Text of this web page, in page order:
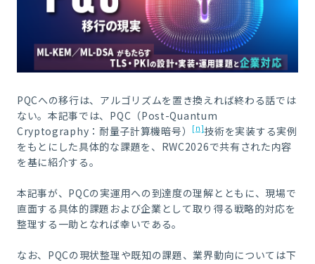
PQCへの移行は、アルゴリズムを置き換えれば終わる話では
ない。本記事では、PQC（Post-Quantum
Cryptography：耐量子計算機暗号）
[n]技術を実装する実例
をもとにした具体的な課題を、RWC2026で共有された内容
を基に紹介する。
本記事が、PQCの実運用への到達度の理解とともに、現場で
直面する具体的課題および企業として取り得る戦略的対応を
整理する一助となれば幸いである。
なお、PQCの現状整理や既知の課題、業界動向については下